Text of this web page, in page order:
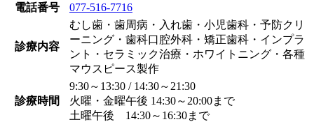
電話番号
077-516-7716
診療内容
むし歯・歯周病・入れ歯・小児歯科・予防クリ
ーニング・歯科口腔外科・矯正歯科・インプラ
ント・セラミック治療・ホワイトニング・各種
マウスピース製作
診療時間
9:30～13:30 / 14:30～21:30
火曜・金曜午後 14:30～20:00まで
土曜午後 14:30～16:30まで